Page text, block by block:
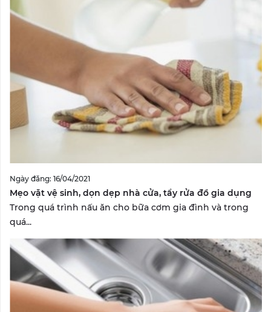
Ngày đăng: 16/04/2021
Mẹo vặt vệ sinh, dọn dẹp nhà cửa, tẩy rửa đồ gia dụng
Trong quá trình nấu ăn cho bữa cơm gia đình và trong
quá...